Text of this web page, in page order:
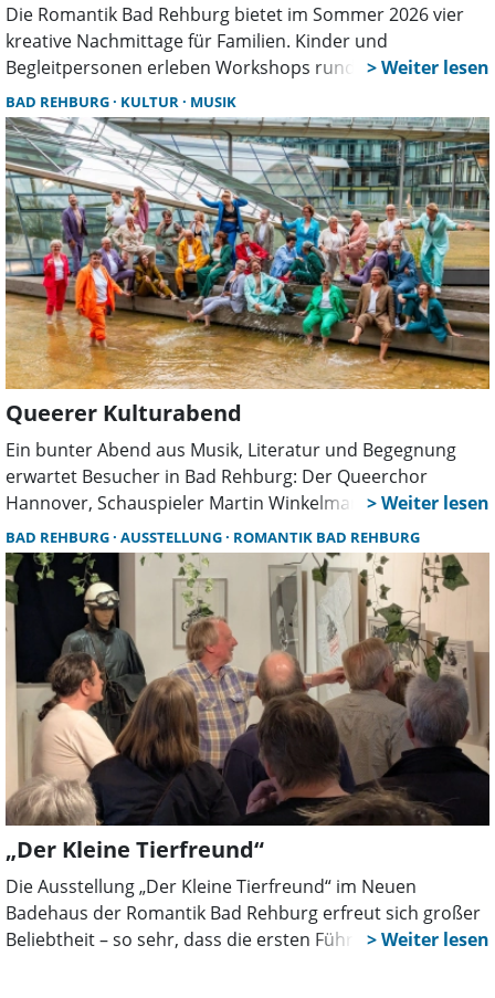
Die Romantik Bad Rehburg bietet im Sommer 2026 vier
kreative Nachmittage für Familien. Kinder und
Begleitpersonen erleben Workshops rund um Kunst,
Natur, Literatur und Musik – inspiriert von der Epoche der
Romantik und ihrer Verbindung zur Natur.
BAD REHBURG KULTUR MUSIK
Queerer Kulturabend
Ein bunter Abend aus Musik, Literatur und Begegnung
erwartet Besucher in Bad Rehburg: Der Queerchor
Hannover, Schauspieler Martin Winkelmann und der
Gospelchor Rehburg-Loccum gestalten am 30. Mai ein
abwechslungsreiches Programm – bei freiem Eintritt.
BAD REHBURG AUSSTELLUNG ROMANTIK BAD REHBURG
„Der Kleine Tierfreund“
Die Ausstellung „Der Kleine Tierfreund“ im Neuen
Badehaus der Romantik Bad Rehburg erfreut sich großer
Beliebtheit – so sehr, dass die ersten Führungen mit